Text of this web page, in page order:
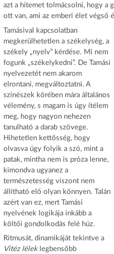
azt a hitemet tolmácsolni, hogy a
ott van, ami az emberi élet végső
Tamásival kapcsolatban
megkerülhetetlen a székelység, a
székely „nyelv” kérdése. Mi nem
fogunk „székelykedni”. De Tamási
nyelvezetét nem akarom
elrontani, megváltoztatni. A
színészek körében mára általános
vélemény, s magam is úgy ítélem
meg, hogy nagyon nehezen
tanulható a darab szövege.
Hihetetlen kettősség, hogy
olvasva úgy folyik a szó, mint a
patak, mintha nem is próza lenne,
kimondva ugyanez a
természetesség viszont nem
állítható elő olyan könnyen. Talán
azért van ez, mert Tamási
nyelvének logikája inkább a
költői gondolkodás felé húz.
Ritmusát, dinamikáját tekintve a
Vitéz léleklegbensőbb